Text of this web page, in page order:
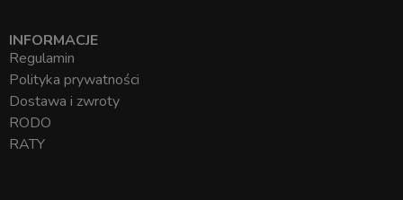
INFORMACJE
Regulamin
Polityka prywatności
Dostawa i zwroty
RODO
RATY